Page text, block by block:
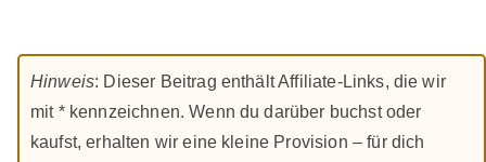
Hinweis: Dieser Beitrag enthält Affiliate-Links, die wir
mit * kennzeichnen. Wenn du darüber buchst oder
kaufst, erhalten wir eine kleine Provision – für dich